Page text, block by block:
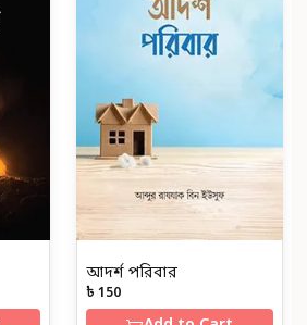
আদর্শ পরিবার
৳ 150